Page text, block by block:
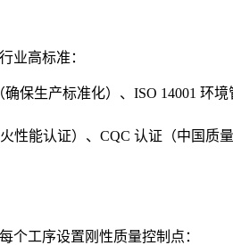
业高标准：
确保生产标准化）、ISO 14001
性能认证）、CQC 认证（中国质
个工序设置刚性质量控制点：